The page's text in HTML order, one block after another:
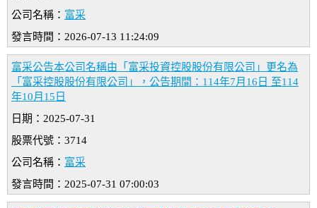
公司名稱： 富采
發言時間：2026-07-13 11:24:09
富采公告本公司名稱由「富采投資控股股份有限公司」更名為
「富采控股股份有限公司」，公告期間：114年7月16日 至114
年10月15日
日期：2025-07-31
股票代號：3714
公司名稱： 富采
發言時間：2025-07-31 07:00:03